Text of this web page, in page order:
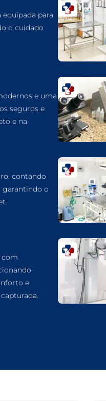
GUARULHOS
CUIDADOS
GUARULHOS
CUIDADOS EM
GUARULHOS
CLÍNICA
CLÍNICA
GUARULHOS
CIRURGIA
GUARULHOS
GUARULHOS
CARDIOLOGIA
GUARULHOS
ATENDIMENTO
GUARULHOS
ANESTESIOLOGIA
GUARULHOS
ACUPUNTURA
GUARULHOS
VETERINÁRIO
para
o cuidado
e uma
seguros e
e na
contando
garantindo o
com
e